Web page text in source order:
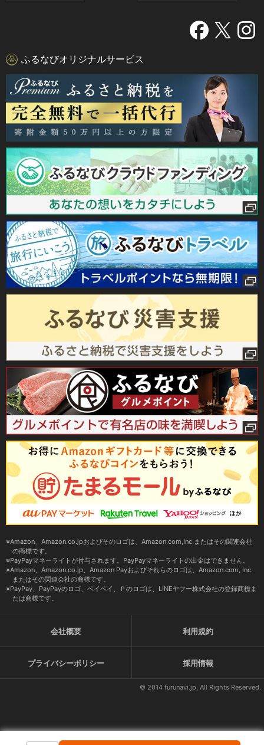
ふるなびオリジナルサービス
Amazon、Amazon.co.jpおよびそのロゴは、Amazon.com,Inc.またはその関連会社
の商標です。
PayPayマネーライトが付与されます。PayPayマネーライトの出金はできません。
Amazon、Amazon.co.jp、Amazon Payおよびそれらのロゴは、Amazon.com, Inc.
またはその関連会社の商標です。
PayPay、PayPayのロゴ、ペイペイ、Ｐのロゴは、LINEヤフー株式会社の登録商標ま
たは商標です。
会社概要 利用規約
プライバシーポリシー 採用情報
© 2014 furunavi.jp, All Rights Reserved.